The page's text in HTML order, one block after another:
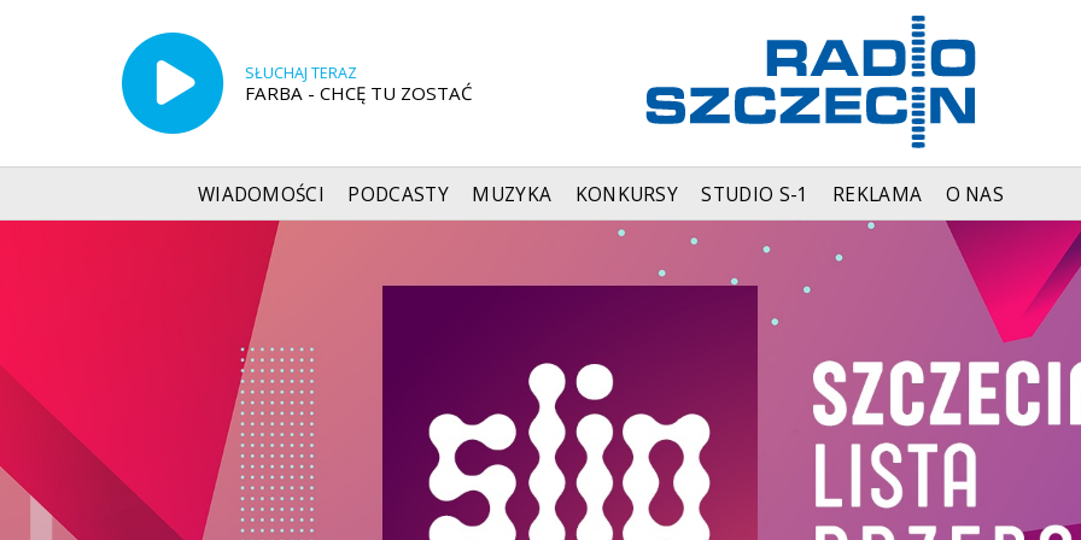
SŁUCHAJ TERAZ
FARBA - CHCĘ TU ZOSTAĆ
WIADOMOŚCI PODCASTY MUZYKA KONKURSY STUDIO S-1 REKLAMA O NAS